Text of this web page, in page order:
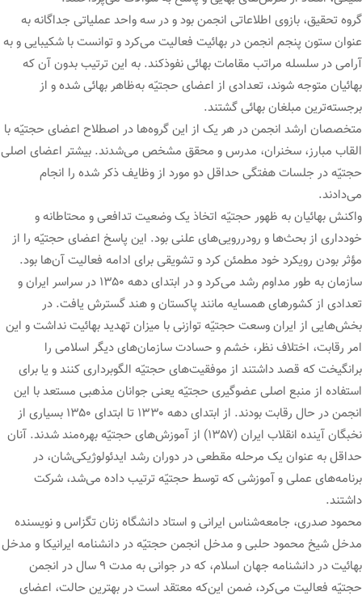
گروه تحقیق، بازوی اطلاعاتی انجمن بود و در سه واحد عملیاتی جداگانه به
عنوان ستون پنجم انجمن در بهائیت فعالیت می‌کرد و توانست با شکیبایی و به
آرامی در سلسله مراتب مقامات بهائی نفوذکند. به این ترتیب بدون آن که
بهائیان متوجه شوند، تعدادی از اعضای حجتیّه به‌ظاهر بهائی شده و از
برجسته‌ترین مبلغان بهائی گشتند.
متخصصان ارشد انجمن در هر یک از این گروه‌ها در اصطلاح اعضای حجتیّه با
القاب مبارز، سخنران، مدرس و محقق مشخص می‌شدند. بیشتر اعضای اصلی
حجتیّه در جلسات هفتگی حداقل دو مورد از وظایف ذکر شده را انجام
می‌دادند.
واکنش بهائیان به ظهور حجتیّه اتخاذ یک وضعیت تدافعی و محتاطانه و
خودداری از بحث‌ها و رودررویی‌های علنی بود. این پاسخ اعضای حجتیّه را از
مؤثر بودن رویکرد خود مطمئن کرد و تشویقی برای ادامه فعالیت آن‌ها بود.
سازمان به طور مداوم رشد می‌کرد و در ابتدای دهه ۱۳۵۰ در سراسر ایران و
تعدادی از کشورهای همسایه مانند پاکستان و هند گسترش یافت. در
بخش‌هایی از ایران وسعت حجتیّه توازنی با میزان تهدید بهائیت نداشت و این
امر رقابت، اختلاف نظر، خشم و حسادت سازمان‌های دیگر اسلامی را
برانگیخت که قصد داشتند از موفقیت‌های حجتیّه الگوبرداری کنند و یا برای
استفاده از منبع اصلی عضوگیری حجتیّه یعنی جوانان مذهبی مستعد با این
انجمن در حال رقابت بودند. از ابتدای دهه ۱۳۳۰ تا ابتدای ۱۳۵۰ بسیاری از
نخبگان آینده انقلاب ایران (۱۳۵۷) از آموزش‌های حجتیّه بهره‌مند شدند. آنان
حداقل به عنوان یک مرحله مقطعی در دوران رشد ایدئولوژیکی‌شان، در
برنامه‌های عملی و آموزشی که توسط حجتیّه ترتیب داده می‌شد، شرکت
داشتند.
محمود صدری، جامعه‌شناس ایرانی و استاد دانشگاه زنان تگزاس و نویسنده
مدخل شیخ محمود حلبی و مدخل انجمن حجتیّه در دانشنامه ایرانیکا و مدخل
بهائیت در دانشنامه جهان اسلام، که در جوانی به مدت ۹ سال در انجمن
حجتیّه فعالیت می‌کرد، ضمن این‌که معتقد است در بهترین حالت، اعضای